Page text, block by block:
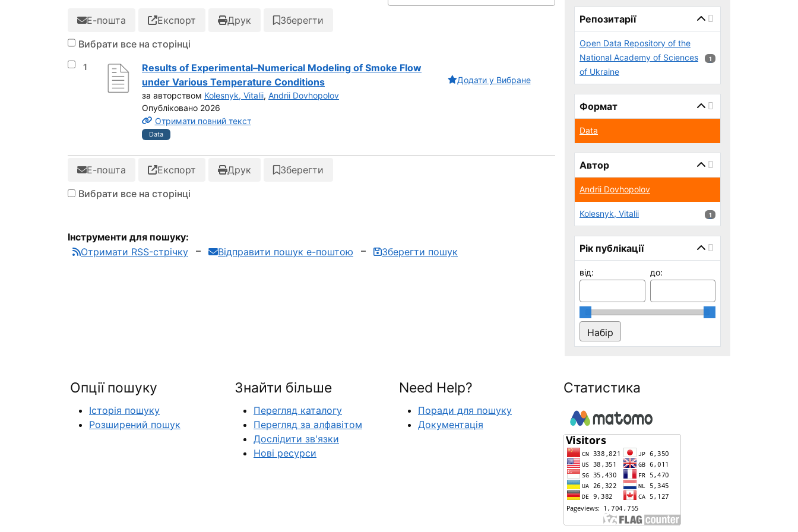
Е-пошта Експорт Друк
Зберегти
Вибрати все на сторінці
Вибрати результат під номером 1
1
Results of Experimental–Numerical Modeling of Smoke Flow
under Various Temperature Conditions
за авторством Kolesnyk, Vitalii, Andrii Dovhopolov
Опубліковано 2026
Отримати повний текст
Data
Додати у Вибране
Е-пошта Експорт Друк
Зберегти
Вибрати все на сторінці
Інструменти для пошуку:
Отримати RSS-стрічку
Відправити пошук е-поштою Зберегти пошук
Репозитарії
Open Data Repository of the
National Academy of Sciences
of Ukraine
1 результатів
1
Формат
Data
Автор
Andrii Dovhopolov
Kolesnyk, Vitalii 1 результатів
1
Рік публікації
від: до:
Опції пошуку
Історія пошуку
Розширений пошук
Знайти більше
Перегляд каталогу
Перегляд за алфавітом
Дослідити зв'язки
Нові ресурси
Need Help?
Поради для пошуку
Документація
Статистика